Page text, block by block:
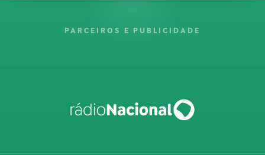
PARCEIROS E PUBLICIDADE